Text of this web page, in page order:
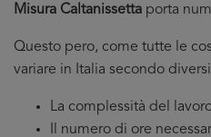
Misura Caltanissetta porta
Questo pero, come tutte le
variare in Italia secondo
La complessità del
Il numero di ore